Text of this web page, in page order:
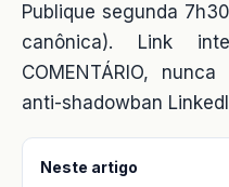
Publique segunda
canônica). Link
COMENTÁRIO,
anti-shadowban
Neste artigo